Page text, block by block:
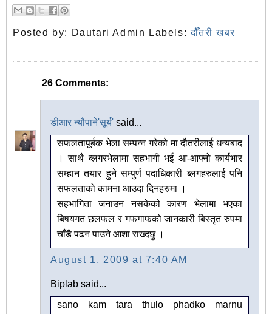
Posted by: Dautari Admin Labels:दौँतरी खबर
26 Comments:
डीआर न्यौपाने'सूर्य' said...
सफलतापूर्बक भेला सम्पन्न गरेको मा दौतरीलाई धन्यबाद
। साथै ब्लगरभेलामा सहभागी भई आ-आफ्नो कार्यभार
सम्हान तयार हुने सम्पुर्ण पदाधिकारी ब्लगहरुलाई पनि
सफलताको कामना आउदा दिनहरुमा ।
सहभागिता जनाउन नसकेको कारण भेलामा भएका
बिषयगत छलफल र गफगाफको जानकारी बिस्तृत रुपमा
चाँडै पढन पाउने आशा राख्दछु ।
August 1, 2009 at 7:40 AM
Biplab said...
sano kam tara thulo phadko marnu